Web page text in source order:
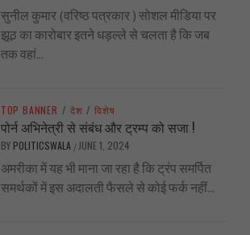
सुनील कुमार (वरिष्ठ पत्रकार ) सोशल मीडिया पर
झूठ का कारोबार इतने धड़ल्ले से चलता है कि जब
तक वहां...
TOP BANNER / देश / विशेष
पोर्न अभिनेत्री से संबंध और ट्रम्प को सजा !
BY POLITICSWALA / JUNE 1, 2024
अमरीका में यह भी माना जा रहा है कि ट्रंप समर्पित
समर्थकों में इस अदालती फैसले से कोई फर्क नहीं...